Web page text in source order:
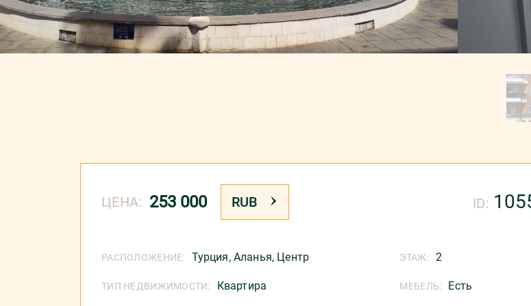
ЦЕНА: 253 000 RUB ID:
РАСПОЛОЖЕНИЕ: Турция, Аланья, Центр ЭТАЖ: 2
ТИП НЕДВИЖИМОСТИ: Квартира МЕБЕЛЬ: Есть